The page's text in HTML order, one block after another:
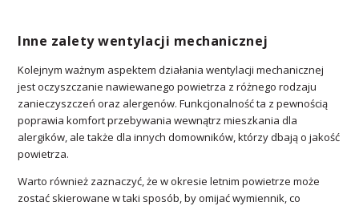
Inne zalety wentylacji mechanicznej
Kolejnym ważnym aspektem działania wentylacji mechanicznej
jest oczyszczanie nawiewanego powietrza z różnego rodzaju
zanieczyszczeń oraz alergenów. Funkcjonalność ta z pewnością
poprawia komfort przebywania wewnątrz mieszkania dla
alergików, ale także dla innych domowników, którzy dbają o jakość
powietrza.
Warto również zaznaczyć, że w okresie letnim powietrze może
zostać skierowane w taki sposób, by omijać wymiennik, co